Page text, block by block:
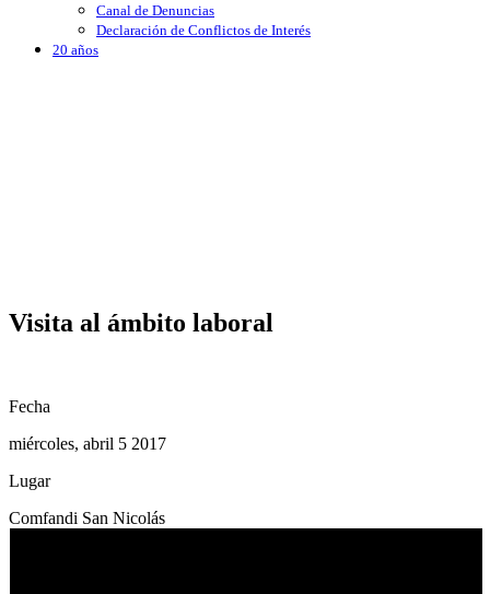
Canal de Denuncias
Declaración de Conflictos de Interés
20 años
Visita al ámbito laboral
Fecha
miércoles, abril 5 2017
Lugar
Comfandi San Nicolás